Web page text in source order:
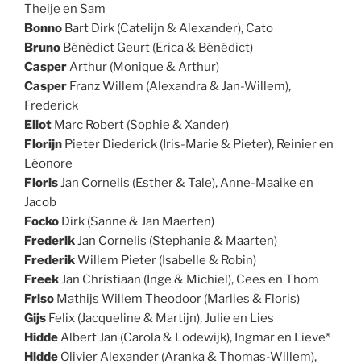
Theije en Sam
Bonno Bart Dirk (Catelijn & Alexander), Cato
Bruno Bénédict Geurt (Erica & Bénédict)
CasperArthur (Monique & Arthur)
Casper Franz Willem (Alexandra & Jan-Willem),
Frederick
Eliot Marc Robert (Sophie & Xander)
Florijn Pieter Diederick (Iris-Marie & Pieter), Reinier en
Léonore
FlorisJan Cornelis (Esther & Tale), Anne-Maaike en
Jacob
Focko Dirk (Sanne & Jan Maerten)
FrederikJan Cornelis (Stephanie & Maarten)
FrederikWillem Pieter (Isabelle & Robin)
FreekJan Christiaan (Inge & Michiel), Cees en Thom
Friso Mathijs Willem Theodoor (Marlies & Floris)
Gijs Felix (Jacqueline & Martijn), Julie en Lies
HiddeAlbert Jan (Carola & Lodewijk), Ingmar en Lieve*
Hidde Olivier Alexander (Aranka & Thomas-Willem),